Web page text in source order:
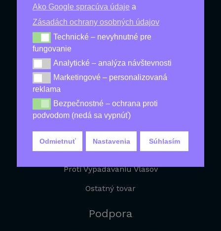
Ako Google spracúva údaje a
Zásadách ochrany osobných údajov
Technické – nevyhnutné pre fungovanie
Technické – nevyhnutné pre
fungovanie
Analytické – analýza návštevnosti
Analytické – analýza návštevnosti
Marketingové – personalizovaná reklama
Marketingové – personalizovaná
reklama
Bezpečnostné – ochrana proti podvodom (nedá sa
Bezpečnostné – ochrana proti
podvodom (nedá sa vypnúť)
Odmietnuť Nastavenia Súhlasím
Slovensko
Produkty
Najpredávanejšie
Najlacnejšie
Produkty Pre Mužov
Na Chudnutie
Produkty Proti Starnutiu
Proti Vypadávaniu Vlasov
Ostatný tovar
Podpora